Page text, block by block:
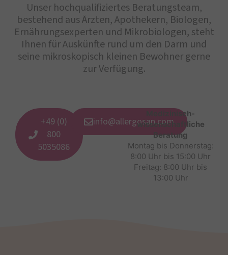
Unser hochqualifiziertes Beratungsteam,
bestehend aus Ärzten, Apothekern, Biologen,
Ernährungsexperten und Mikrobiologen, steht
Ihnen für Auskünfte rund um den Darm und
seine mikroskopisch kleinen Bewohner gerne
zur Verfügung.
+49 (0)
800
5035086
info@allergosan.com
Medizinisch-
wissenschaftliche
Beratung
Montag bis Donnerstag:
8:00 Uhr bis 15:00 Uhr
Freitag: 8:00 Uhr bis
13:00 Uhr